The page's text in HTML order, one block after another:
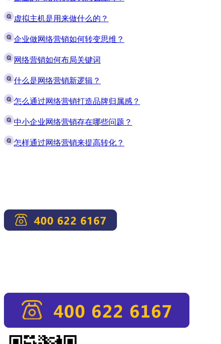
虚拟主机是用来做什么的？
企业做网络营销如何转变思维？
网络营销如何布局关键词
什么是网络营销新逻辑？
怎么通过网络营销打造品牌归属感？
中小企业网络营销存在哪些问题？
怎样通过网络营销来提高转化？